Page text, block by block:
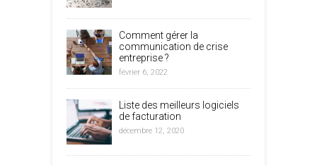
Comment gérer la
communication de crise
entreprise ?
février 6, 2022
Liste des meilleurs logiciels
de facturation
décembre 12, 2020